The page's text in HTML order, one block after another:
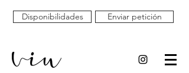
Disponibilidades Enviar petición